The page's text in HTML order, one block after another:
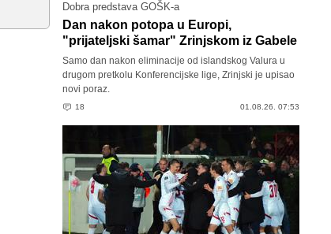
Dobra predstava GOŠK-a
Dan nakon potopa u Europi,
"prijateljski šamar" Zrinjskom iz Gabele
Samo dan nakon eliminacije od islandskog Valura u
drugom pretkolu Konferencijske lige, Zrinjski je upisao
novi poraz.
18 01.08.26. 07:53